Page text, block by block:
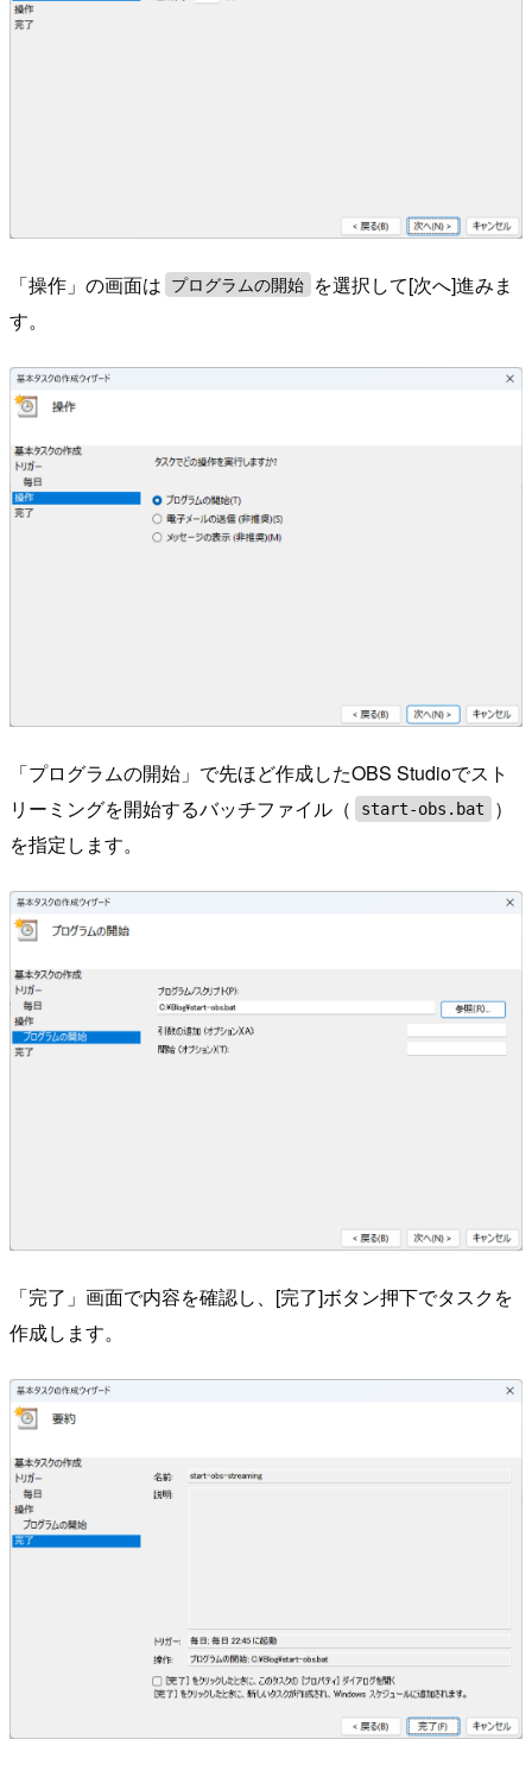
「操作」の画面は プログラムの開始
を選択して[次へ]進みま
す。
「プログラムの開始」で先ほど作成したOBS Studioでスト
リーミングを開始するバッチファイル（
start-obs.bat
）
を指定します。
「完了」画面で内容を確認し、[完了]ボタン押下でタスクを
作成します。